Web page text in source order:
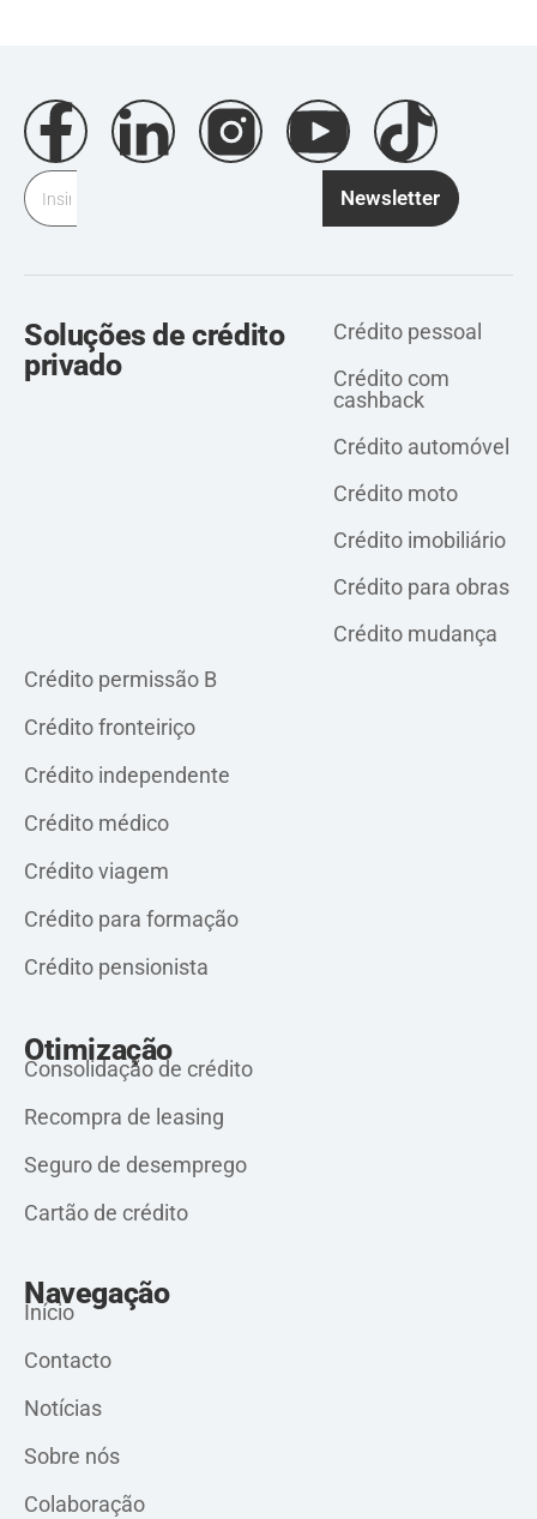
Newsletter
Soluções de crédito
privado
Crédito pessoal
Crédito com
cashback
Crédito automóvel
Crédito moto
Crédito imobiliário
Crédito para obras
Crédito mudança
Crédito permissão B
Crédito fronteiriço
Crédito independente
Crédito médico
Crédito viagem
Crédito para formação
Crédito pensionista
Otimização
Consolidação de crédito
Recompra de leasing
Seguro de desemprego
Cartão de crédito
Navegação
Início
Contacto
Notícias
Sobre nós
Colaboração